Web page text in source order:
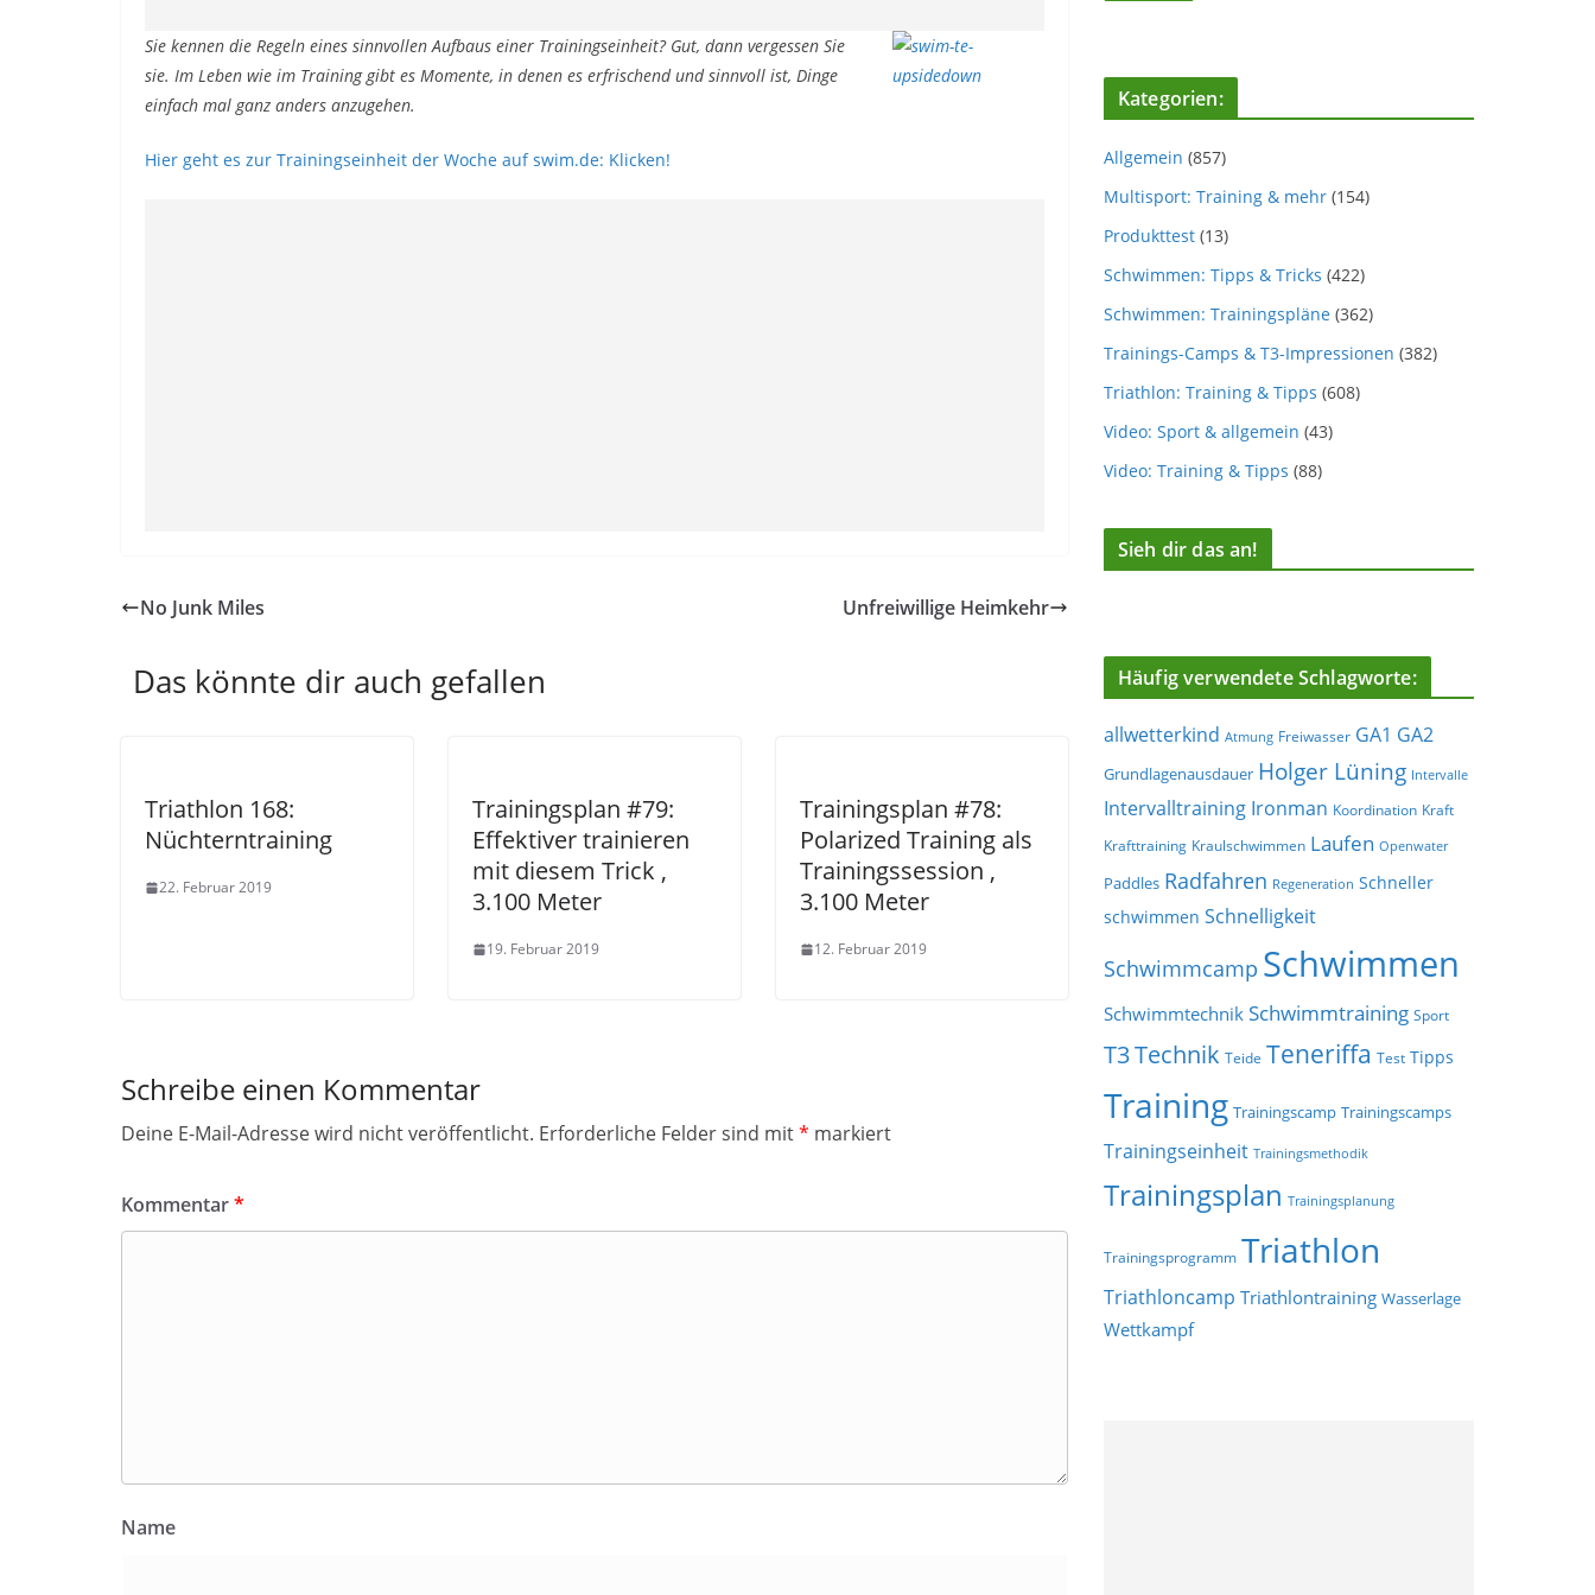
Sie kennen die Regeln eines sinnvollen Aufbaus einer Trainingseinheit? Gut, dann vergessen Sie
sie. Im Leben wie im Training gibt es Momente, in denen es erfrischend und sinnvoll ist, Dinge
einfach mal ganz anders anzugehen.
Hier geht es zur Trainingseinheit der Woche auf swim.de: Klicken!
No Junk Miles Unfreiwillige Heimkehr
Das könnte dir auch gefallen
Triathlon 168:
Nüchterntraining
22. Februar 2019
Trainingsplan #79:
Effektiver trainieren
mit diesem Trick ,
3.100 Meter
19. Februar 2019
Trainingsplan #78:
Polarized Training als
Trainingssession ,
3.100 Meter
12. Februar 2019
Schreibe einen Kommentar
Deine E-Mail-Adresse wird nicht veröffentlicht. Erforderliche Felder sind mit* markiert
Kommentar*
Name
Kategorien:
Allgemein (857)
Multisport: Training & mehr (154)
Produkttest (13)
Schwimmen: Tipps & Tricks (422)
Schwimmen: Trainingspläne (362)
Trainings-Camps & T3-Impressionen (382)
Triathlon: Training & Tipps (608)
Video: Sport & allgemein (43)
Video: Training & Tipps (88)
Sieh dir das an!
Häufig verwendete Schlagworte:
allwetterkind Atmung Freiwasser GA1 GA2
Grundlagenausdauer Holger Lüning Intervalle
Intervalltraining Ironman Koordination Kraft
Krafttraining Kraulschwimmen Laufen Openwater
Paddles Radfahren Regeneration Schneller
schwimmen Schnelligkeit
Schwimmcamp Schwimmen
Schwimmtechnik Schwimmtraining Sport
T3Technik Teide Teneriffa Test Tipps
Training Trainingscamp Trainingscamps
Trainingseinheit Trainingsmethodik
Trainingsplan Trainingsplanung
Trainingsprogramm Triathlon
Triathloncamp Triathlontraining Wasserlage
Wettkampf